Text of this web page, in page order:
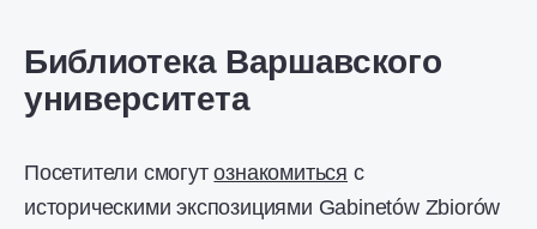
Библиотека Варшавского
университета
Посетители смогутознакомиться с
историческими экспозициями Gabinetów Zbiorów